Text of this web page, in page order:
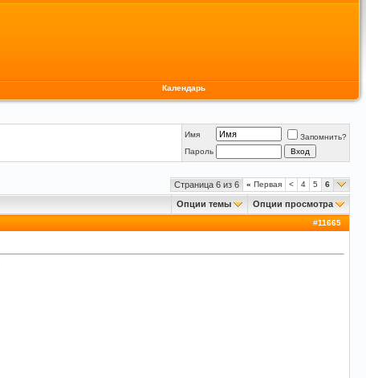
Календарь
Имя
Запомнить?
Пароль
Страница 6 из 6 « Первая < 4 5 6
Опции темы Опции просмотра
#11665